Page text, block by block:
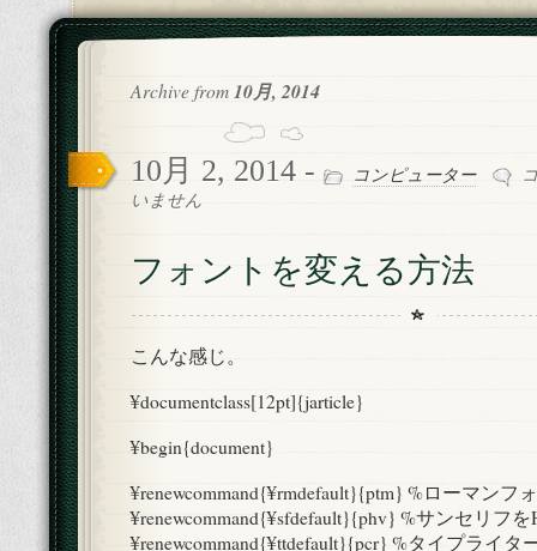
Archive from10月, 2014
10月 2, 2014 - コンピューター
フ
え
いません
フォントを変える方法
こんな感じ。
¥documentclass[12pt]{jarticle}
¥begin{document}
¥renewcommand{¥rmdefault}{ptm} %ローマンフ
¥renewcommand{¥sfdefault}{phv} %サンセリフを
¥renewcommand{¥ttdefault}{pcr} %タイプライ